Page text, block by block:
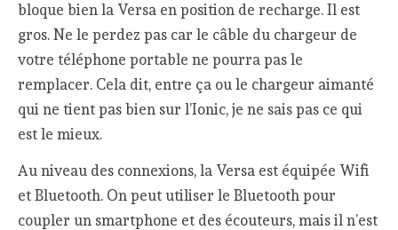
bloque bien la Versa en position de recharge. Il est
gros. Ne le perdez pas car le câble du chargeur de
votre téléphone portable ne pourra pas le
remplacer. Cela dit, entre ça ou le chargeur aimanté
qui ne tient pas bien sur l’Ionic, je ne sais pas ce qui
est le mieux.
Au niveau des connexions, la Versa est équipée Wifi
et Bluetooth. On peut utiliser le Bluetooth pour
coupler un smartphone et des écouteurs, mais il n’est